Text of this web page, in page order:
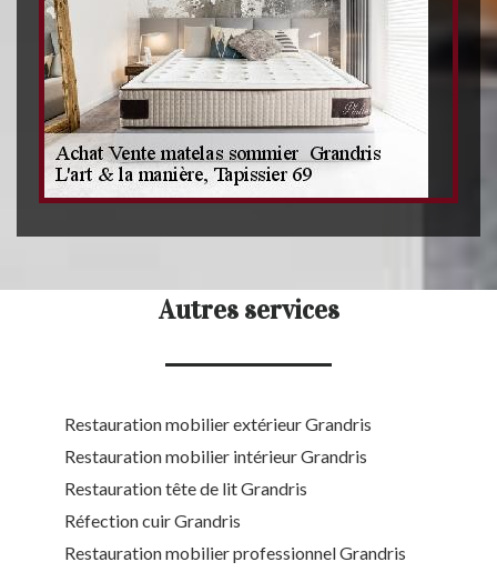
Autres services
Restauration mobilier extérieur Grandris
Restauration mobilier intérieur Grandris
Restauration tête de lit Grandris
Réfection cuir Grandris
Restauration mobilier professionnel Grandris